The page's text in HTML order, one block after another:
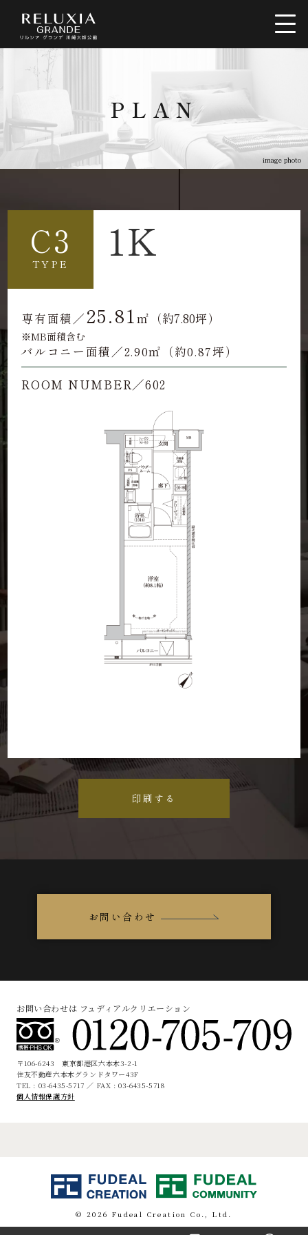
ロケーション
アクセス デザイン
image photo
PLAN
C3
TYPE 1K
専有面積／ 25.81㎡（約7.80坪）
※MB面積含む
バルコニー面積／2.90㎡（約0.87坪）
ROOM NUMBER／602
印刷する
お問い合わせ
お問い合わせは フュディアルクリエーション
〒106-6243 東京都港区六本木3-2-1
住友不動産六本木グランドタワー43F
TEL : 03-6435-5717 ／ FAX : 03-6435-5718
個人情報保護方針
© 2026 Fudeal Creation Co., Ltd.